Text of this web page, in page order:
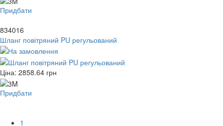
Придбати
834016
Шланг повітряний PU регульований
Ціна: 2858.64 грн
Придбати
1